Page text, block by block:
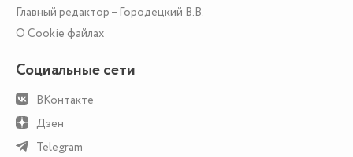
Главный редактор – Городецкий В.В.
О Сookie файлах
Социальные сети
ВКонтакте
Дзен
Telegram